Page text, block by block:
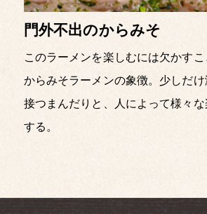
門外不出のからみそ
このラーメンを楽しむには欠かすこ
からみそラーメンの象徴。少しだ
接つまんだりと、人によって様々
する。